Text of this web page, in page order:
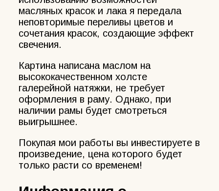
масляных красок и лака я передала
неповторимые переливы цветов и
сочетания красок, создающие эффект
свечения.
Картина написана маслом на
высококачественном холсте
галерейной натяжки, не требует
оформления в раму. Однако, при
наличии рамы будет смотреться
выигрышнее.
Покупая мои работы вы инвестируете в
произведение, цена которого будет
только расти со временем!